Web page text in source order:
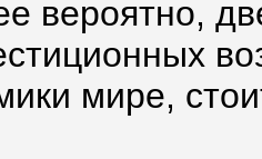
вероятно,
мире,